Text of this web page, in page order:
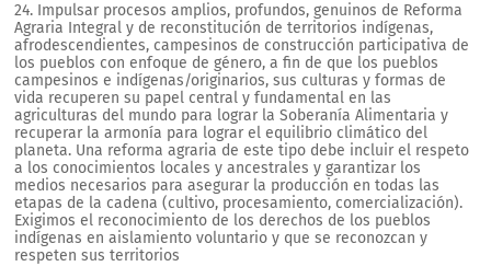
24. Impulsar procesos amplios, profundos, genuinos de Reforma
Agraria Integral y de reconstitución de territorios indígenas,
afrodescendientes, campesinos de construcción participativa de
los pueblos con enfoque de género, a fin de que los pueblos
campesinos e indígenas/originarios, sus culturas y formas de
vida recuperen su papel central y fundamental en las
agriculturas del mundo para lograr la Soberanía Alimentaria y
recuperar la armonía para lograr el equilibrio climático del
planeta. Una reforma agraria de este tipo debe incluir el respeto
a los conocimientos locales y ancestrales y garantizar los
medios necesarios para asegurar la producción en todas las
etapas de la cadena (cultivo, procesamiento, comercialización).
Exigimos el reconocimiento de los derechos de los pueblos
indígenas en aislamiento voluntario y que se reconozcan y
respeten sus territorios